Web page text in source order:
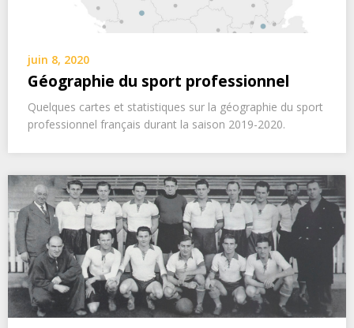
juin 8, 2020
Géographie du sport professionnel
Quelques cartes et statistiques sur la géographie du sport
professionnel français durant la saison 2019-2020.